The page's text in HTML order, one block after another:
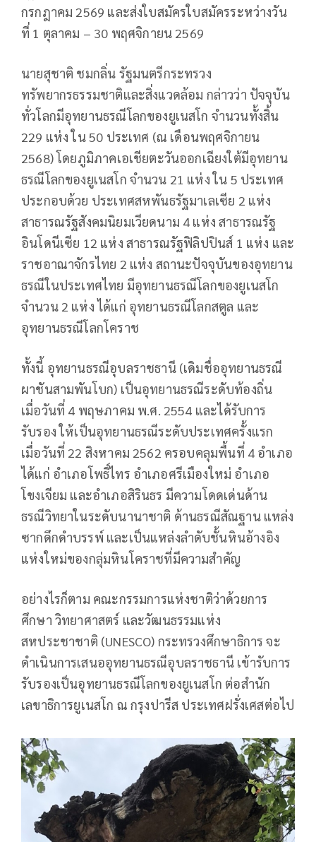
กรกฎาคม 2569 และส่งใบสมัครใบสมัครระหว่างวัน
ที่ 1 ตุลาคม – 30 พฤศจิกายน 2569
นายสุชาติ ชมกลิ่น รัฐมนตรีกระทรวง
ทรัพยากรธรรมชาติและสิ่งแวดล้อม กล่าวว่า ปัจจุบัน
ทั่วโลกมีอุทยานธรณีโลกของยูเนสโก จำนวนทั้งสิ้น
229 แห่ง ใน 50 ประเทศ (ณ เดือนพฤศจิกายน
2568) โดยภูมิภาคเอเชียตะวันออกเฉียงใต้มีอุทยาน
ธรณีโลกของยูเนสโก จำนวน 21 แห่ง ใน 5 ประเทศ
ประกอบด้วย ประเทศสหพันธรัฐมาเลเซีย 2 แห่ง
สาธารณรัฐสังคมนิยมเวียดนาม 4 แห่ง สาธารณรัฐ
อินโดนีเซีย 12 แห่ง สาธารณรัฐฟิลิปปินส์ 1 แห่ง และ
ราชอาณาจักรไทย 2 แห่ง สถานะปัจจุบันของอุทยาน
ธรณีในประเทศไทย มีอุทยานธรณีโลกของยูเนสโก
จำนวน 2 แห่ง ได้แก่ อุทยานธรณีโลกสตูล และ
อุทยานธรณีโลกโคราช
ทั้งนี้ อุทยานธรณีอุบลราชธานี (เดิมชื่ออุทยานธรณี
ผาชันสามพันโบก) เป็นอุทยานธรณีระดับท้องถิ่น
เมื่อวันที่ 4 พฤษภาคม พ.ศ. 2554 และได้รับการ
รับรอง ให้เป็นอุทยานธรณีระดับประเทศครั้งแรก
เมื่อวันที่ 22 สิงหาคม 2562 ครอบคลุมพื้นที่ 4 อำเภอ
ได้แก่ อำเภอโพธิ์ไทร อำเภอศรีเมืองใหม่ อำเภอ
โขงเจียม และอำเภอสิรินธร มีความโดดเด่นด้าน
ธรณีวิทยาในระดับนานาชาติ ด้านธรณีสัณฐาน แหล่ง
ซากดึกดำบรรพ์ และเป็นแหล่งลำดับชั้นหินอ้างอิง
แห่งใหม่ของกลุ่มหินโคราชที่มีความสำคัญ
อย่างไรก็ตาม คณะกรรมการแห่งชาติว่าด้วยการ
ศึกษา วิทยาศาสตร์ และวัฒนธรรมแห่ง
สหประชาชาติ (UNESCO) กระทรวงศึกษาธิการ จะ
ดำเนินการเสนออุทยานธรณีอุบลราชธานี เข้ารับการ
รับรองเป็นอุทยานธรณีโลกของยูเนสโก ต่อสำนัก
เลขาธิการยูเนสโก ณ กรุงปารีส ประเทศฝรั่งเศสต่อไป